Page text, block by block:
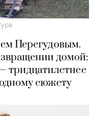
Перегудовым.
домой:
тридцатилетнее
сюжету